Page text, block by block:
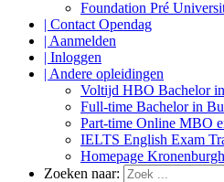
Foundation Pré
| Contact Opendag
| Aanmelden
| Inloggen
| Andere opleidingen
Voltijd HBO Bachelor
Full-time Bachelor in
Part-time Online MBO
IELTS English Exam
Homepage
Zoeken naar: